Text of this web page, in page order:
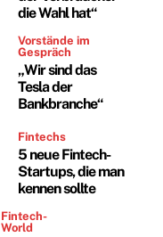
die Wahl hat“
Vorstände im
Gespräch
„Wir sind das
Tesla der
Bankbranche“
Fintechs
5 neue Fintech-
Startups, die man
kennen sollte
Fintech-
World